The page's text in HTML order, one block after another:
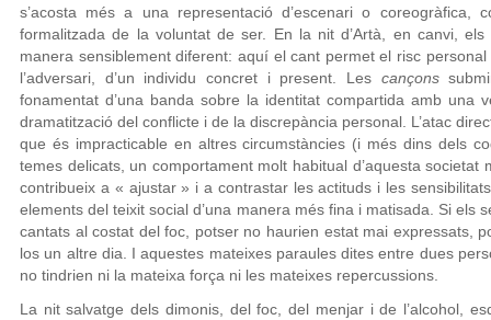
s’acosta més a una representació d’escenari o coreogràfica,
formalitzada de la voluntat de ser. En la nit d’Artà, en canvi,
manera sensiblement diferent: aquí el cant permet el risc
l’adversari, d’un individu concret i present. Les cançons
fonamentat d’una banda sobre la identitat compartida amb una
dramatització del conflicte i de la discrepància personal. L’atac
que és impracticable en altres circumstàncies (i més dins dels
temes delicats, un comportament molt habitual d’aquesta
contribueix a « ajustar » i a contrastar les actituds i les
elements del teixit social d’una manera més fina i matisada. Si els
cantats al costat del foc, potser no haurien estat mai expressats,
los un altre dia. I aquestes mateixes paraules dites entre dues
no tindrien ni la mateixa força ni les mateixes repercussions.
La nit salvatge dels dimonis, del foc, del menjar i de l’alcohol,